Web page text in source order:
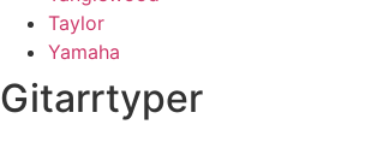
Taylor
Yamaha
Gitarrtyper